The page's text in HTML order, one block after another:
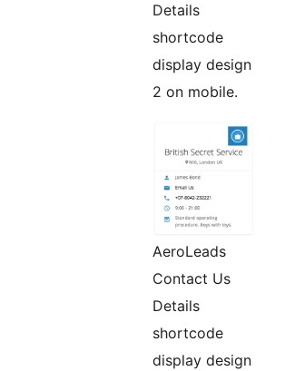
Details
shortcode
display design
2 on mobile.
AeroLeads
Contact Us
Details
shortcode
display design